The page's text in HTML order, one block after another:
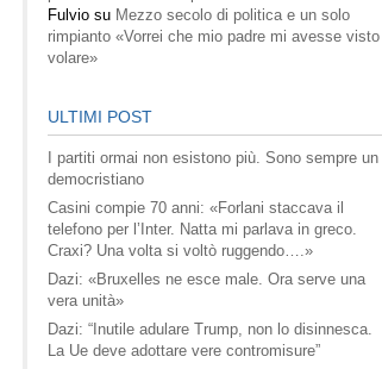
Fulvio su Mezzo secolo di politica e un solo
rimpianto «Vorrei che mio padre mi avesse visto
volare»
ULTIMI POST
I partiti ormai non esistono più. Sono sempre un
democristiano
Casini compie 70 anni: «Forlani staccava il
telefono per l’Inter. Natta mi parlava in greco.
Craxi? Una volta si voltò ruggendo….»
Dazi: «Bruxelles ne esce male. Ora serve una
vera unità»
Dazi: “Inutile adulare Trump, non lo disinnesca.
La Ue deve adottare vere contromisure”